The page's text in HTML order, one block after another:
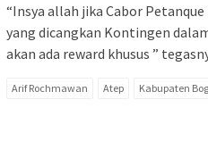
“Insya allah jika Cabor
yang dicangkan Kontingen
akan ada reward khusus ”
Arif Rochmawan Atep Kabupaten